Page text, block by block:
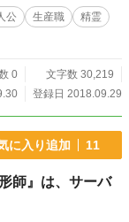
！』のスピンオフにな
お読みでなくとも大丈
読みください。 【カ
公 生産職
精霊
0
文字数 30,219
登録日 2018.09.29
に入り追加 11
師』は、サーバ